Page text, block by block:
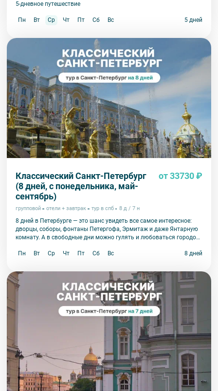
5-дневное путешествие
Пн Вт Ср Чт Пт Сб Вс 5 дней
Классический Санкт-Петербург
(8 дней, с понедельника, май-
сентябрь)
от 33730 ₽
групповой отели + завтрак тур в спб 8 д / 7 н
8 дней в Петербурге — это шанс увидеть все самое интересное:
дворцы, соборы, фонтаны Петергофа, Эрмитаж и даже Янтарную
комнату. А в свободные дни можно гулять и любоваться городом
Пн
Вт Ср Чт Пт Сб Вс 8 дней